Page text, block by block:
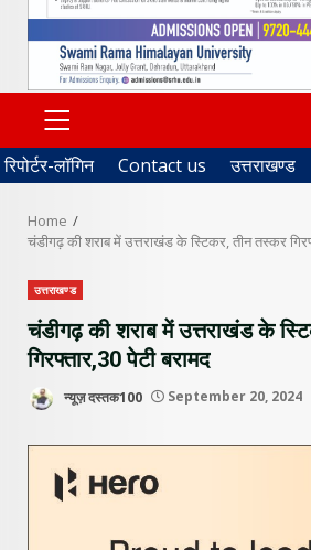
PRIMARY
MENU
रिपोर्टर-लॉगिन Contact us उत्तराखण्ड
Home
चंडीगढ़ की शराब में उत्तराखंड के स्टिकर, तीन तस्कर
उत्तराखण्ड
चंडीगढ़ की शराब में उत्तराखंड के
गिरफ्तार,30 पेटी बरामद
न्यूज़ दस्तक100 September 20, 2024